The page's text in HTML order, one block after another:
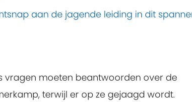
aan de jagende leiding in dit
vragen moeten beantwoorden over de
terwijl er op ze gejaagd wordt.